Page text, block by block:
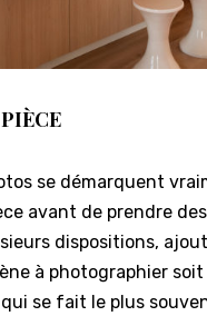
se démarquent
avant de prendre
dispositions,
à photographier
se fait le plus